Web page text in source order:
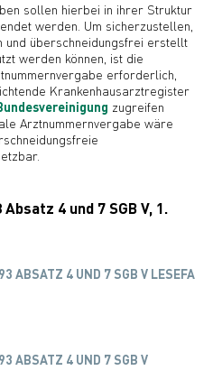
sollen hierbei in ihrer Struktur
werden. Um sicherzustellen,
und überschneidungsfrei erstellt
werden können, ist die
erforderlich,
Krankenhausarztregister
zugreifen
Arztnummernvergabe wäre
4 und 7 SGB V, 1.
ABSATZ 4 UND 7 SGB V LESEFAS
ABSATZ 4 UND 7 SGB V